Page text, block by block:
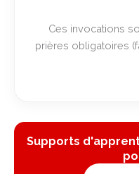
Ces invocations
prières obligatoires
Supports